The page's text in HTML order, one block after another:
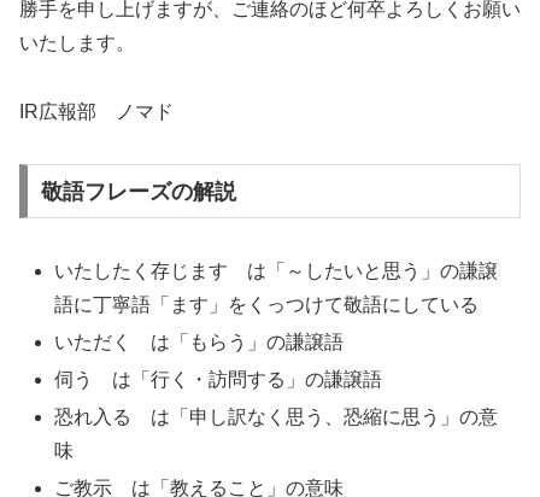
勝手を申し上げますが、ご連絡のほど何卒よろしくお願い
いたします。
IR広報部 ノマド
敬語フレーズの解説
いたしたく存じます は「～したいと思う」の謙譲
語に丁寧語「ます」をくっつけて敬語にしている
いただく は「もらう」の謙譲語
伺う は「行く・訪問する」の謙譲語
恐れ入る は「申し訳なく思う、恐縮に思う」の意
味
ご教示 は「教えること」の意味